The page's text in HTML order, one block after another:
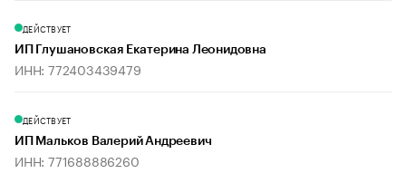
ДЕЙСТВУЕТ
ИП Глушановская Екатерина Леонидовна
ИНН: 772403439479
ДЕЙСТВУЕТ
ИП Мальков Валерий Андреевич
ИНН: 771688886260